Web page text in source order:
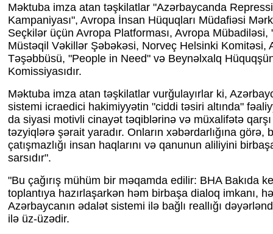
Məktuba imza atan təşkilatlar "Azərbaycanda
Kampaniyası", Avropa İnsan Hüquqları Müdafiəsi
Seçkilər üçün Avropa Platforması, Avropa Mübadiləsi,
Müstəqil Vəkillər Şəbəkəsi, Norveç Helsinki Komitəsi,
Təşəbbüsü, "People in Need" və Beynəlxalq
Komissiyasıdır.
Məktuba imza atan təşkilatlar vurğulayırlar ki,
sistemi icraedici hakimiyyətin "ciddi təsiri altında"
da siyasi motivli cinayət təqiblərinə və müxalifətə qarşı
təzyiqlərə şərait yaradır. Onların xəbərdarlığına görə,
çatışmazlığı insan haqlarını və qanunun aliliyini
sarsıdır".
"Bu çağırış mühüm bir məqamda edilir: BHA Bakıda
toplantıya hazırlaşarkən həm birbaşa dialoq imkanı,
Azərbaycanın ədalət sistemi ilə bağlı reallığı
ilə üz-üzədir.